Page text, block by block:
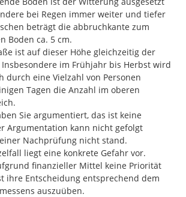
bei Regen immer weiter und tiefer
beträgt die abbruchkante zum
Boden ca. 5 cm.
ist auf dieser Höhe gleichzeitig der
im Frühjahr bis Herbst wird
durch eine Vielzahl von Personen
Tagen die Anzahl im oberen
Sie argumentiert, das ist keine
Argumentation kann nicht gefolgt
Nachprüfung nicht stand.
liegt eine konkrete Gefahr vor.
finanzieller Mittel keine Priorität
ihre Entscheidung entsprechend dem
auszuüben.